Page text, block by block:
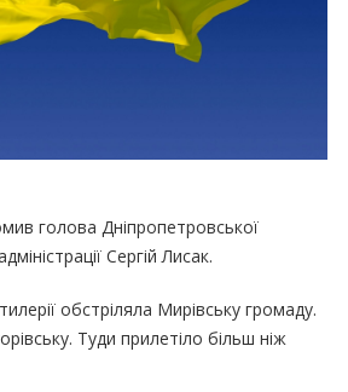
голова Дніпропетровської
Сергій Лисак.
обстріляла Мирівську громаду.
Туди прилетіло більш ніж